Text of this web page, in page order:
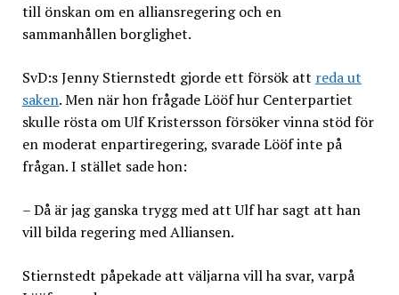
till önskan om en alliansregering och en
sammanhållen borglighet.
SvD:s Jenny Stiernstedt gjorde ett försök att reda ut
saken. Men när hon frågade Lööf hur Centerpartiet
skulle rösta om Ulf Kristersson försöker vinna stöd för
en moderat enpartiregering, svarade Lööf inte på
frågan. I stället sade hon:
– Då är jag ganska trygg med att Ulf har sagt att han
vill bilda regering med Alliansen.
Stiernstedt påpekade att väljarna vill ha svar, varpå